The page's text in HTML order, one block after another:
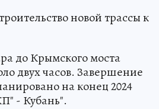
новой трассы к
до Крымского моста
двух часов. Завершение
на конец 2024
- Кубань".